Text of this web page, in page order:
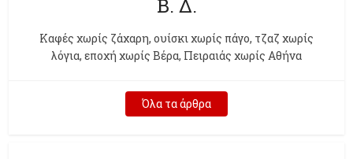
Β. Δ.
Kαφές χωρίς ζάχαρη, ουίσκι χωρίς πάγο, τζαζ χωρίς
λόγια, εποχή χωρίς Βέρα, Πειραιάς χωρίς Αθήνα
Όλα τα άρθρα